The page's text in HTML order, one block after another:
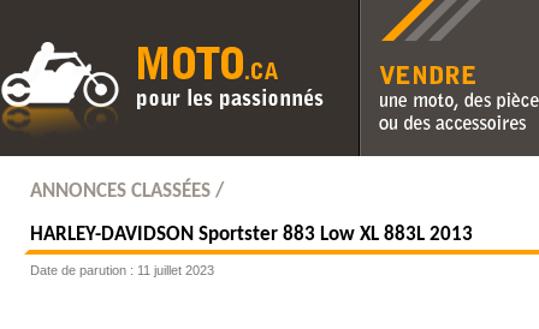
Vendre une moto, des
des accessoires
ANNONCES CLASSÉES /
HARLEY-DAVIDSON Sportster 883 Low XL 883L 2013
Date de parution : 11 juillet 2023